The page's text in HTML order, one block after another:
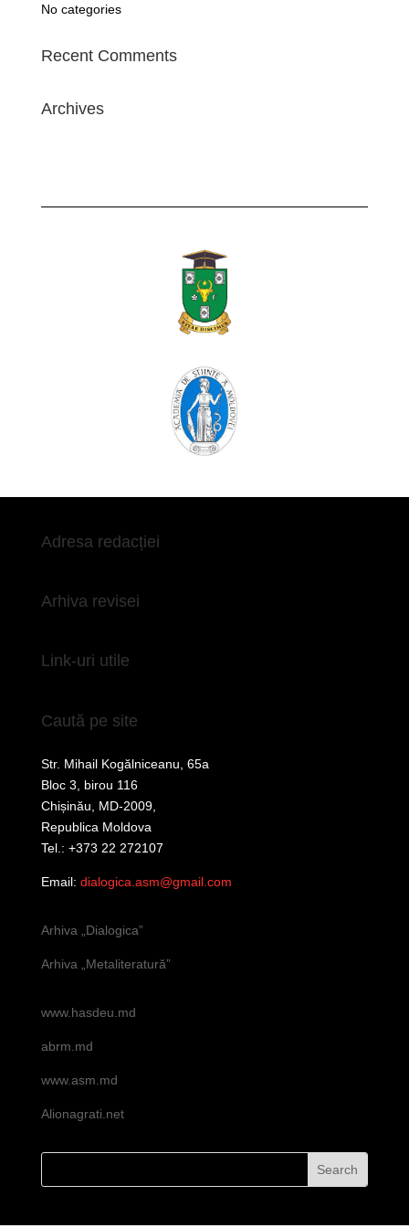
No categories
Recent Comments
Archives
Adresa redacției
Arhiva revisei
Link-uri utile
Caută pe site
Str. Mihail Kogălniceanu, 65a
Bloc 3, birou 116
Chișinău, MD-2009,
Republica Moldova
Tel.: +373 22 272107
Email: dialogica.asm@gmail.com
Arhiva „Dialogica”
Arhiva „Metaliteratură”
www.hasdeu.md
abrm.md
www.asm.md
Alionagrati.net